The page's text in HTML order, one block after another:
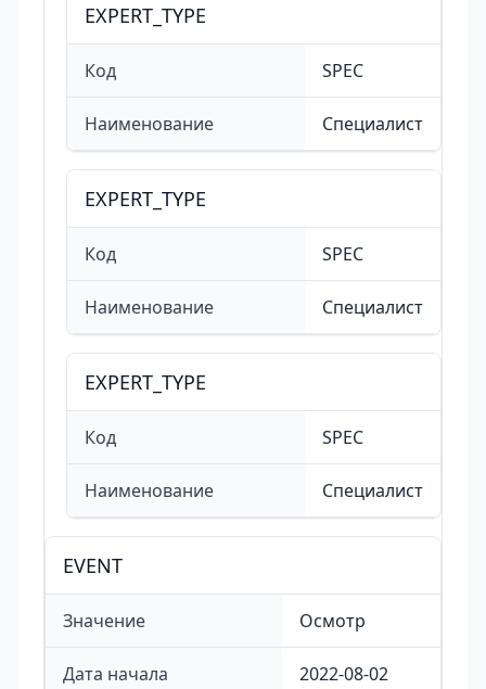
EXPERT_TYPE
Код SPEC
Наименование Cпециалист
EXPERT_TYPE
Код SPEC
Наименование Cпециалист
EXPERT_TYPE
Код SPEC
Наименование Cпециалист
EVENT
Значение Осмотр
Дата начала 2022-08-02